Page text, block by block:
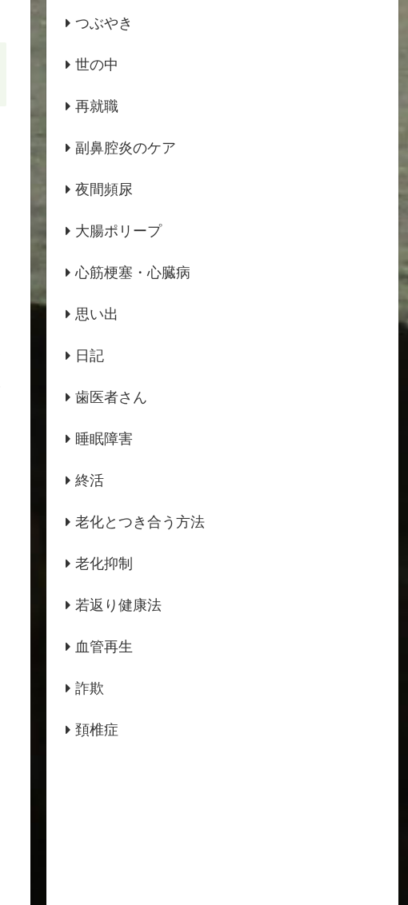
つぶやき
世の中
再就職
副鼻腔炎のケア
夜間頻尿
大腸ポリープ
心筋梗塞・心臓病
思い出
日記
歯医者さん
睡眠障害
終活
老化とつき合う方法
老化抑制
若返り健康法
血管再生
詐欺
頚椎症